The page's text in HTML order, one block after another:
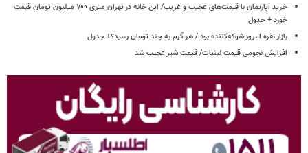
خرید آپارتمان با قیمت‌های عجیب و غریب/ این خانه در تهران متری ۷۰۰ میلیون تومان قیمت
خورد + جدول
بازار نقره امروز شوکه‌کننده بود / هر گرم به چند تومان رسید؟+ جدول
افزایش نجومی قیمت لبنیات/ قیمت شیر عجیب شد